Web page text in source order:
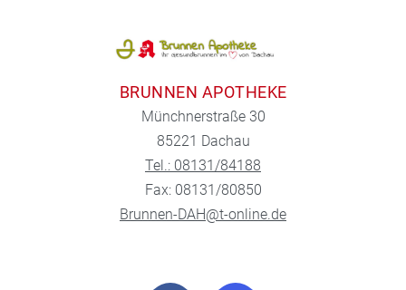
BRUNNEN APOTHEKE
Münchnerstraße 30
85221 Dachau
Tel.: 08131/84188
Fax: 08131/80850
Brunnen-DAH@t-online.de